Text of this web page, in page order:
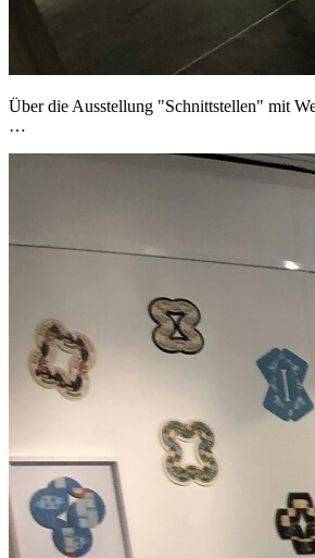
Über die Ausstellung "Schnittstellen" mit
…